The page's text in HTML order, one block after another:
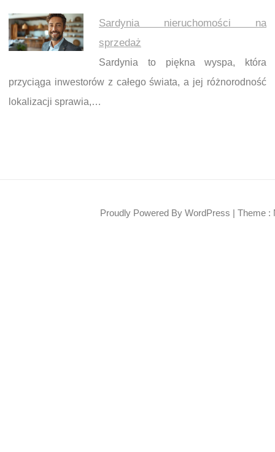
Sardynia nieruchomości na
sprzedaż
Sardynia to piękna wyspa, która
przyciąga inwestorów z całego świata, a jej różnorodność
lokalizacji sprawia,…
Proudly Powered By WordPress | Theme :